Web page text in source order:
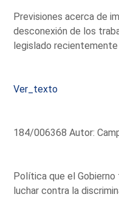
Previsiones acerca de
desconexión de los
legislado recientemente
Ver_texto
184/006368 Autor:
Política que el
luchar contra la